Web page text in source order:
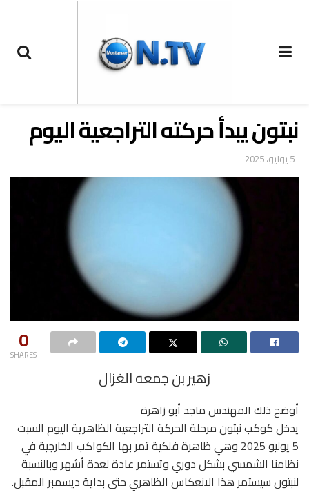
نبتون يبدأ حركته التراجعية اليوم
5 يوليو، 2025
0
SHARES
زهير بن جمعه الغزال
أوضح ذلك المهندس ماجد أبو زاهرة
يدخل كوكب نبتون مرحلة الحركة التراجعية الظاهرية اليوم السبت
5 يوليو 2025 وهي ظاهرة فلكية تمر بها الكواكب الخارجية في
نظامنا الشمسي بشكل دوري وتستمر عادة لعدة أشهر وبالنسبة
لنبتون سيستمر هذا الانعكاس الظاهري حتى بداية ديسمبر المقبل.